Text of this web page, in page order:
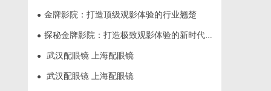
● 金牌影院：打造顶级观影体验的行业翘楚
● 探秘金牌影院：打造极致观影体验的新时代标杆
● 武汉配眼镜 上海配眼镜
● 武汉配眼镜 上海配眼镜